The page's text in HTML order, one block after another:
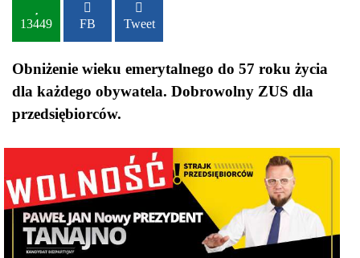
13449 FB Tweet
Obniżenie wieku emerytalnego do 57 roku życia
dla każdego obywatela. Dobrowolny ZUS dla
przedsiębiorców.